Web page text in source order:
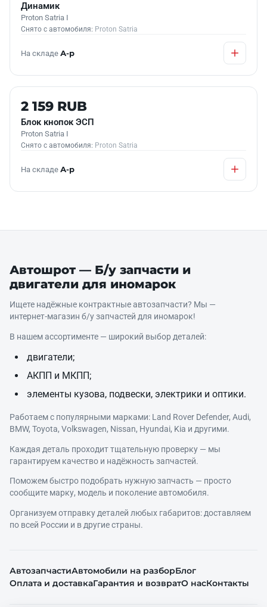
Динамик
Proton Satria I
Снято с автомобиля: Proton Satria
На складе А-р
Б/У В НАЛИЧИИ
2 159 RUB
Блок кнопок ЭСП
Proton Satria I
Снято с автомобиля: Proton Satria
На складе А-р
Автошрот — Б/у запчасти и
двигатели для иномарок
Ищете надёжные контрактные автозапчасти? Мы —
интернет‑магазин б/у запчастей для иномарок!
В нашем ассортименте — широкий выбор деталей:
двигатели;
АКПП и МКПП;
элементы кузова, подвески, электрики и оптики.
Работаем с популярными марками: Land Rover Defender, Audi,
BMW, Toyota, Volkswagen, Nissan, Hyundai, Kia и другими.
Каждая деталь проходит тщательную проверку — мы
гарантируем качество и надёжность запчастей.
Поможем быстро подобрать нужную запчасть — просто
сообщите марку, модель и поколение автомобиля.
Организуем отправку деталей любых габаритов: доставляем
по всей России и в другие страны.
АвтозапчастиАвтомобили на разборБлог
Оплата и доставкаГарантия и возвратО насКонтакты